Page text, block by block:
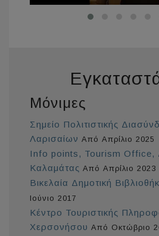
Μόνιμες
Σημείο Πολιτιστικής
Λαρισαίων Από Απρίλιο 2025
Info points, Tourism Office,
Καλαμάτας Από Απρίλιο 2023
Βικελαία Δημοτική
Ιούνιο 2017
Κέντρο Τουριστικής
Χερσονήσου Από Οκτώβριο